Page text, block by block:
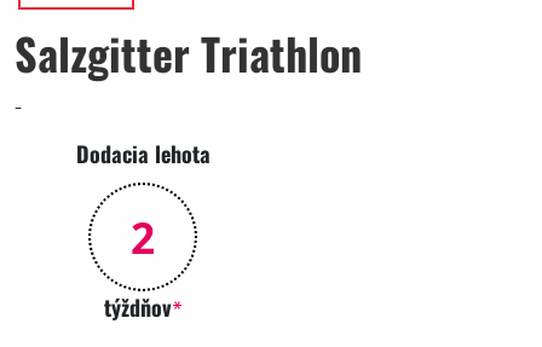
Salzgitter Triathlon
-
Dodacia lehota
2
týždňov*